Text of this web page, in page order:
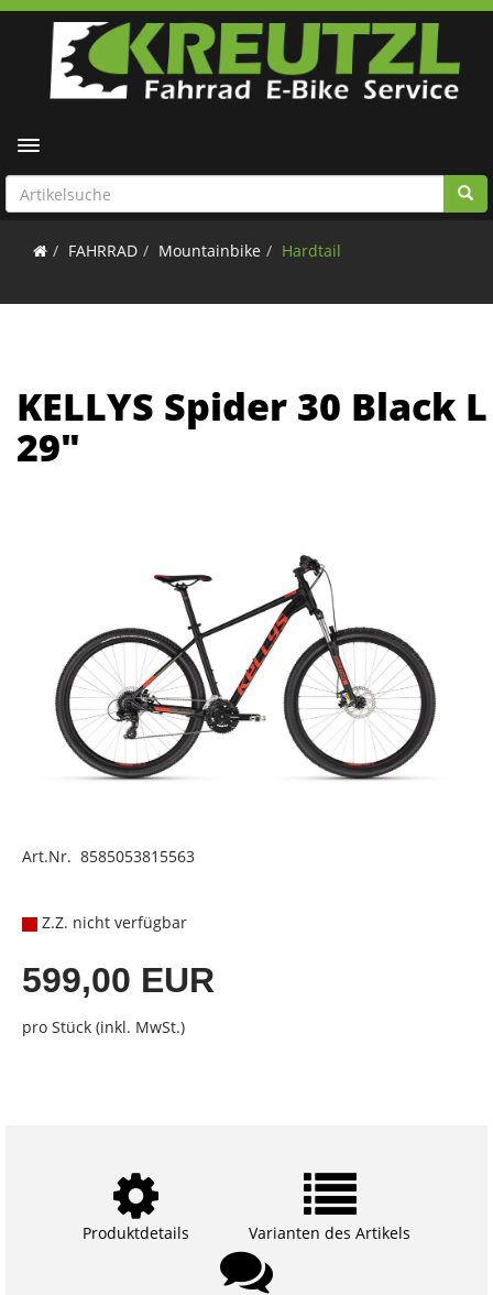
Toggle navigation
FAHRRAD Mountainbike Hardtail
KELLYS Spider 30 Black L
29"
Art.Nr. 8585053815563
Z.Z. nicht verfügbar
599,00 EUR
pro Stück (inkl. MwSt.)
Produktdetails Varianten des Artikels